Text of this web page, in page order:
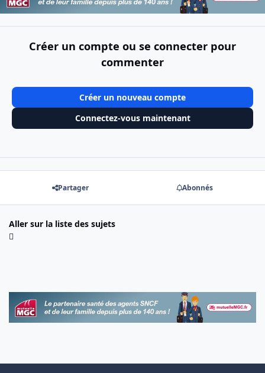
Créer un compte ou se connecter pour
commenter
Créer un nouveau compte
Connectez-vous maintenant
Partager Abonnés
Aller sur la liste des sujets